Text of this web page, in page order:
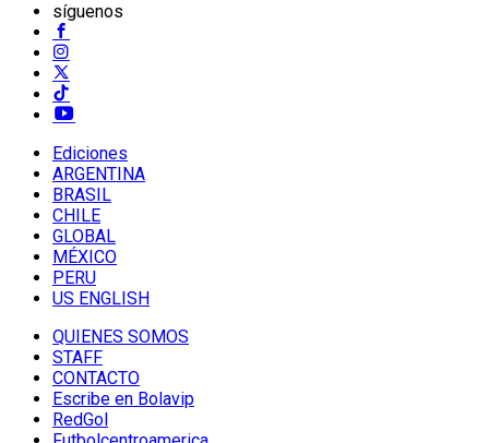
síguenos
Ediciones
ARGENTINA
BRASIL
CHILE
GLOBAL
MÉXICO
PERU
US ENGLISH
QUIENES SOMOS
STAFF
CONTACTO
Escribe en Bolavip
RedGol